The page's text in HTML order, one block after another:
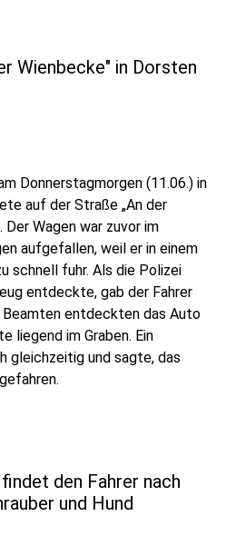
Wienbecke" in Dorsten
Donnerstagmorgen (11.06.) in
auf der Straße „An der
Der Wagen war zuvor im
aufgefallen, weil er in einem
schnell fuhr. Als die Polizei
entdeckte, gab der Fahrer
entdeckten das Auto
liegend im Graben. Ein
gleichzeitig und sagte, das
den Fahrer nach
und Hund